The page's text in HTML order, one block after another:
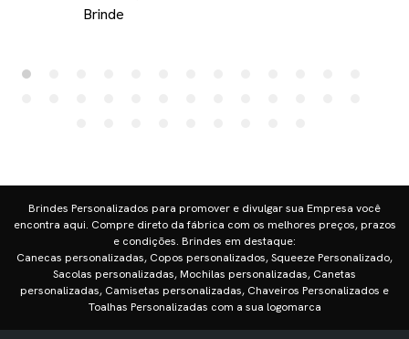
Brinde
Brindes Personalizados para promover e divulgar sua Empresa você
encontra aqui. Compre direto da fábrica com os melhores preços, prazos
e condições. Brindes em destaque:
Canecas personalizadas, Copos personalizados, Squeeze Personalizado,
Sacolas personalizadas, Mochilas personalizadas, Canetas
personalizadas, Camisetas personalizadas, Chaveiros Personalizados e
Toalhas Personalizadas com a sua logomarca